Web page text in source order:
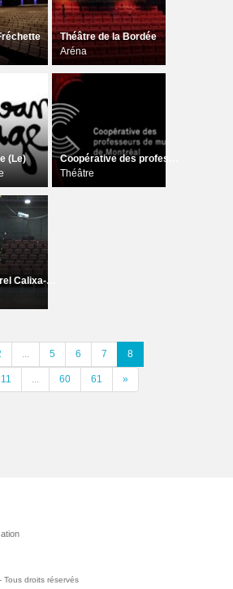
Théâtre de la Bordée
Aréna
(Le)
Théâtre
Centre culturel Calixa-Lavallée
... 5 6 7 8
11 ... 60 61 »
Tous droits réservés